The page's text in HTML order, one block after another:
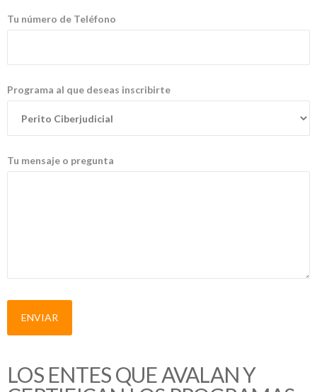
Tu número de Teléfono
Programa al que deseas inscribirte
Tu mensaje o pregunta
LOS ENTES QUE AVALAN Y